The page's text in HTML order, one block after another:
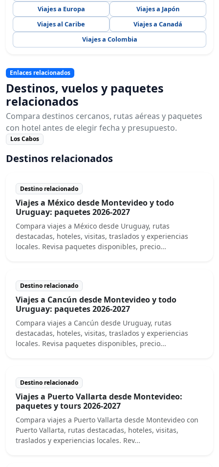
Viajes a Europa
Viajes a Japón
Viajes al Caribe
Viajes a Canadá
Viajes a Colombia
Enlaces relacionados
Destinos, vuelos y paquetes
relacionados
Compara destinos cercanos, rutas aéreas y paquetes
con hotel antes de elegir fecha y presupuesto.
Los Cabos
Destinos relacionados
Destino relacionado
Viajes a México desde Montevideo y todo
Uruguay: paquetes 2026-2027
Compara viajes a México desde Uruguay, rutas
destacadas, hoteles, visitas, traslados y experiencias
locales. Revisa paquetes disponibles, precio...
Destino relacionado
Viajes a Cancún desde Montevideo y todo
Uruguay: paquetes 2026-2027
Compara viajes a Cancún desde Uruguay, rutas
destacadas, hoteles, visitas, traslados y experiencias
locales. Revisa paquetes disponibles, precio...
Destino relacionado
Viajes a Puerto Vallarta desde Montevideo:
paquetes y tours 2026-2027
Compara viajes a Puerto Vallarta desde Montevideo con
Puerto Vallarta, rutas destacadas, hoteles, visitas,
traslados y experiencias locales. Rev...